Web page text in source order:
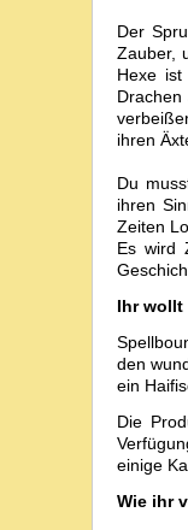
Der
Zauber,
Hexe
ihren
Du
ihren
Zeiten
Es wird
Ihr wollt
den
ein
Die
einige
Wie ihr